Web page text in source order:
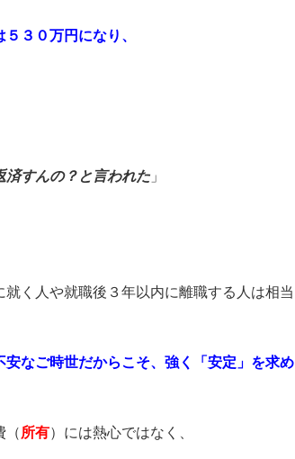
３０万円になり、
済すんの？と言われた 」
く人や就職後３年以内に離職する人は相当
安なご時世だからこそ、強く「安定」を求め
（所有）には熱心ではなく、